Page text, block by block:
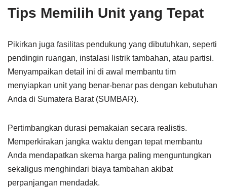
Tips Memilih Unit yang Tepat
Pikirkan juga fasilitas pendukung yang dibutuhkan, seperti
pendingin ruangan, instalasi listrik tambahan, atau partisi.
Menyampaikan detail ini di awal membantu tim
menyiapkan unit yang benar-benar pas dengan kebutuhan
Anda di Sumatera Barat (SUMBAR).
Pertimbangkan durasi pemakaian secara realistis.
Memperkirakan jangka waktu dengan tepat membantu
Anda mendapatkan skema harga paling menguntungkan
sekaligus menghindari biaya tambahan akibat
perpanjangan mendadak.